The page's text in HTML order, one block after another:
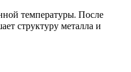
температуры. После
структуру металла и